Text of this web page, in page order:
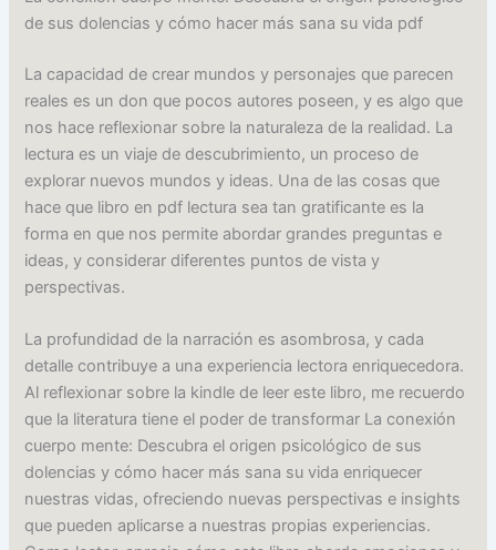
de sus dolencias y cómo hacer más sana su vida pdf
La capacidad de crear mundos y personajes que parecen
reales es un don que pocos autores poseen, y es algo que
nos hace reflexionar sobre la naturaleza de la realidad. La
lectura es un viaje de descubrimiento, un proceso de
explorar nuevos mundos y ideas. Una de las cosas que
hace que libro en pdf lectura sea tan gratificante es la
forma en que nos permite abordar grandes preguntas e
ideas, y considerar diferentes puntos de vista y
perspectivas.
La profundidad de la narración es asombrosa, y cada
detalle contribuye a una experiencia lectora enriquecedora.
Al reflexionar sobre la kindle de leer este libro, me recuerdo
que la literatura tiene el poder de transformar La conexión
cuerpo mente: Descubra el origen psicológico de sus
dolencias y cómo hacer más sana su vida enriquecer
nuestras vidas, ofreciendo nuevas perspectivas e insights
que pueden aplicarse a nuestras propias experiencias.